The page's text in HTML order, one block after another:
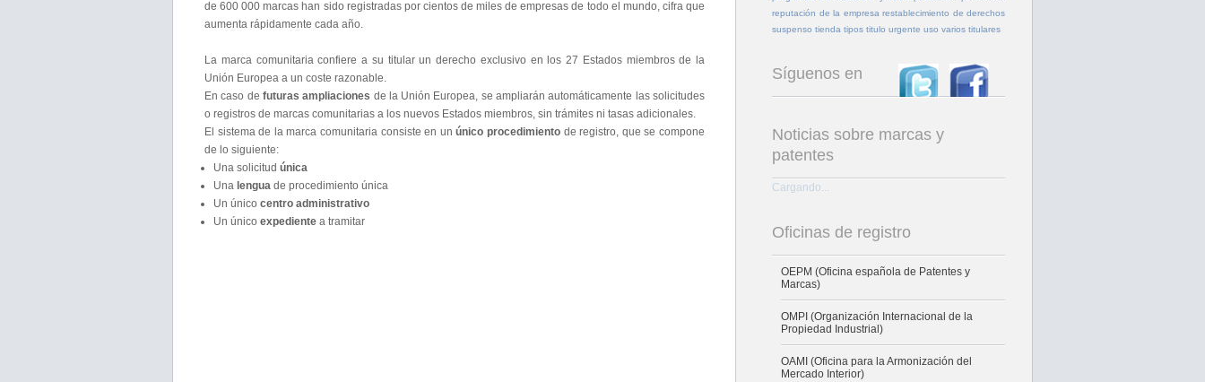
de 600 000 marcas han sido registradas por cientos de miles de empresas de todo el mundo, cifra que
aumenta rápidamente cada año.
La marca comunitaria confiere a su titular un derecho exclusivo en los 27 Estados miembros de la
Unión Europea a un coste razonable.
En caso de futuras ampliaciones de la Unión Europea, se ampliarán automáticamente las solicitudes
o registros de marcas comunitarias a los nuevos Estados miembros, sin trámites ni tasas adicionales.
El sistema de la marca comunitaria consiste en unúnico procedimiento de registro, que se compone
de lo siguiente:
Una solicitud única
Una lengua de procedimiento única
Un único centro administrativo
Un único expediente a tramitar
reputación de la empresa restablecimiento de derechos
suspenso tienda tipos titulo urgente uso varios titulares
Síguenos en
Noticias sobre marcas y
patentes
Cargando...
Oficinas de registro
OEPM (Oficina española de Patentes y
Marcas)
OMPI (Organización Internacional de la
Propiedad Industrial)
OAMI (Oficina para la Armonización del
Mercado Interior)